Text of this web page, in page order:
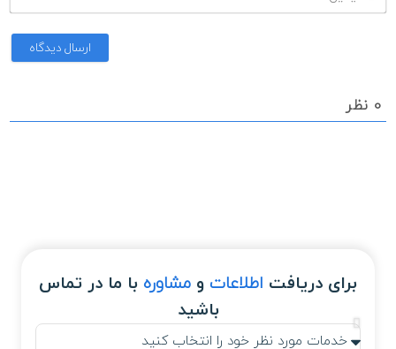
0 نظر
برای دریافت اطلاعاتو مشاوره با ما در تماس
باشید